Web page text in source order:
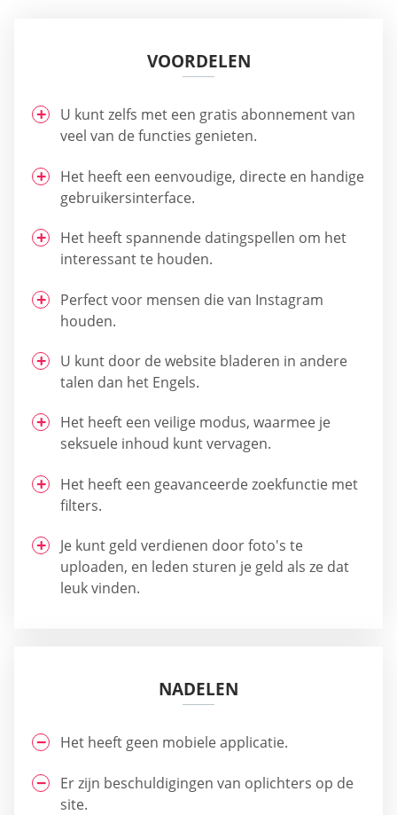
VOORDELEN
U kunt zelfs met een gratis abonnement van
veel van de functies genieten.
Het heeft een eenvoudige, directe en handige
gebruikersinterface.
Het heeft spannende datingspellen om het
interessant te houden.
Perfect voor mensen die van Instagram
houden.
U kunt door de website bladeren in andere
talen dan het Engels.
Het heeft een veilige modus, waarmee je
seksuele inhoud kunt vervagen.
Het heeft een geavanceerde zoekfunctie met
filters.
Je kunt geld verdienen door foto's te
uploaden, en leden sturen je geld als ze dat
leuk vinden.
NADELEN
Het heeft geen mobiele applicatie.
Er zijn beschuldigingen van oplichters op de
site.